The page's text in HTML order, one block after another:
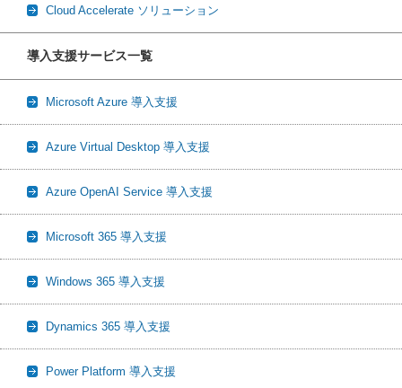
Cloud Accelerate ソリューション
導入支援サービス一覧
Microsoft Azure 導入支援
Azure Virtual Desktop 導入支援
Azure OpenAI Service 導入支援
Microsoft 365 導入支援
Windows 365 導入支援
Dynamics 365 導入支援
Power Platform 導入支援